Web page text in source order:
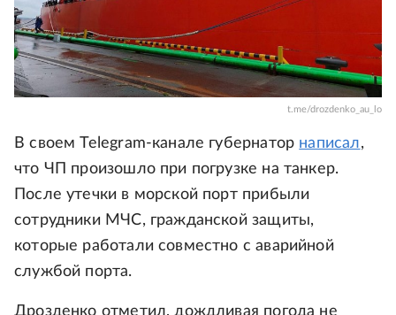
t.me/drozdenko_au_lo
В своем Telegram-канале губернатор написал,
что ЧП произошло при погрузке на танкер.
После утечки в морской порт прибыли
сотрудники МЧС, гражданской защиты,
которые работали совместно с аварийной
службой порта.
Дрозденко отметил, дождливая погода не